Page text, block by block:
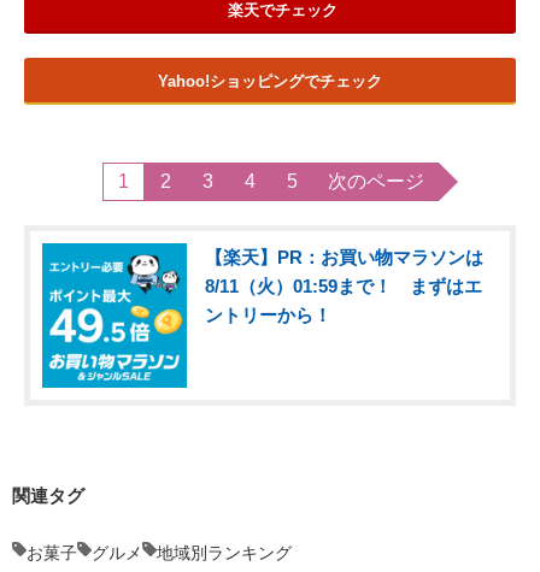
楽天でチェック
Yahoo!ショッピングでチェック
1 2 3 4 5 次のページ
【楽天】PR：お買い物マラソンは
8/11（火）01:59まで！ まずはエ
ントリーから！
関連タグ
お菓子 グルメ 地域別ランキング